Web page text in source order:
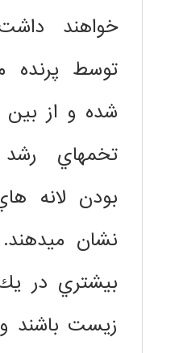
خواهند
توسط پرنده
شده و از بين
تخمهاي
بودن لانه
نشان
بيشتري در
زيست باشند